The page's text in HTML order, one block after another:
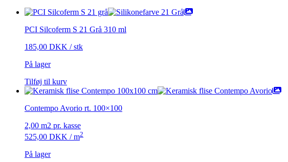
PCI Silcoferm S 21 Grå 310 ml
185,00 DKK / stk
På lager
Tilføj til kurv
Contempo Avorio rt. 100×100
2,00 m2 pr. kasse
525,00 DKK / m2
På lager